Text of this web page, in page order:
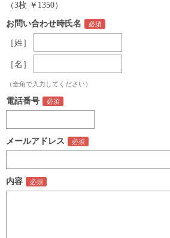
（3枚 ￥1350）
お問い合わせ時氏名
［姓］
［名］
（全角で入力してください）
電話番号
メールアドレス
内容